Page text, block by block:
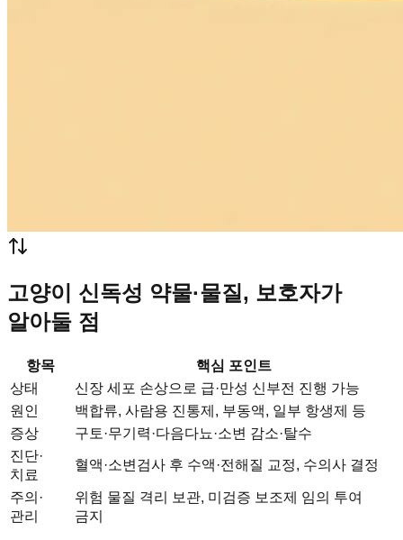
고양이 신독성 약물·물질, 보호자가
알아둘 점
항목
핵심 포인트
상태
신장 세포 손상으로 급·만성 신부전 진행 가능
원인
백합류, 사람용 진통제, 부동액, 일부 항생제 등
증상
구토·무기력·다음다뇨·소변 감소·탈수
진단·
치료
혈액·소변검사 후 수액·전해질 교정, 수의사 결정
주의·
관리
위험 물질 격리 보관, 미검증 보조제 임의 투여
금지